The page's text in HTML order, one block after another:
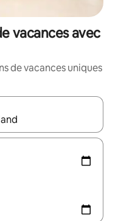
vacances avec
de vacances uniques
les flèches vers le